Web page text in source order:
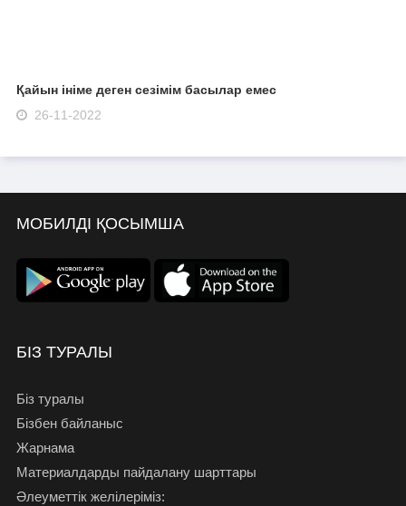
Қайын ініме деген сезімім басылар емес
26-11-2022
МОБИЛДІ ҚОСЫМША
БІЗ ТУРАЛЫ
Біз туралы
Бізбен байланыс
Жарнама
Материалдарды пайдалану шарттары
Әлеуметтік желілеріміз: